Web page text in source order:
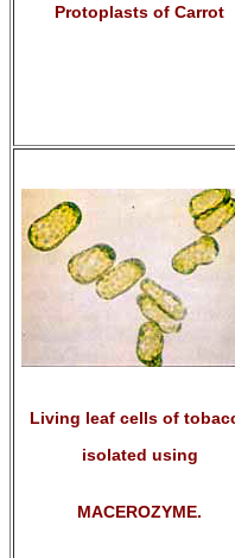
Protoplasts of Carrot
Living leaf cells of
isolated using
MACEROZYME.